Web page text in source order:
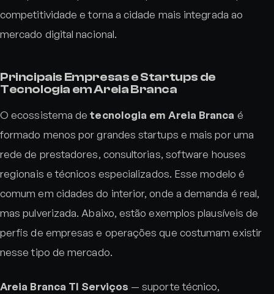
competitividade e torna a cidade mais integrada ao
mercado digital nacional.
Principais Empresas e Startups de
Tecnologia em Areia Branca
O ecossistema detecnologia em Areia Branca é
formado menos por grandes startups e mais por uma
rede de prestadores, consultorias, software houses
regionais e técnicos especializados. Esse modelo é
comum em cidades do interior, onde a demanda é real,
mas pulverizada. Abaixo, estão exemplos plausíveis de
perfis de empresas e operações que costumam existir
nesse tipo de mercado.
Areia Branca TI Serviços — suporte técnico,